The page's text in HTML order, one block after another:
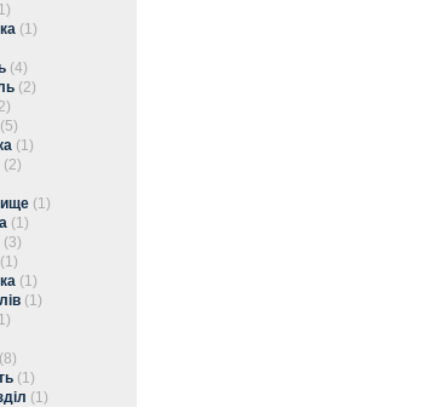
(1)
(4)
(2)
(5)
(1)
(2)
(1)
(1)
(3)
(1)
(1)
(1)
(8)
(1)
(1)